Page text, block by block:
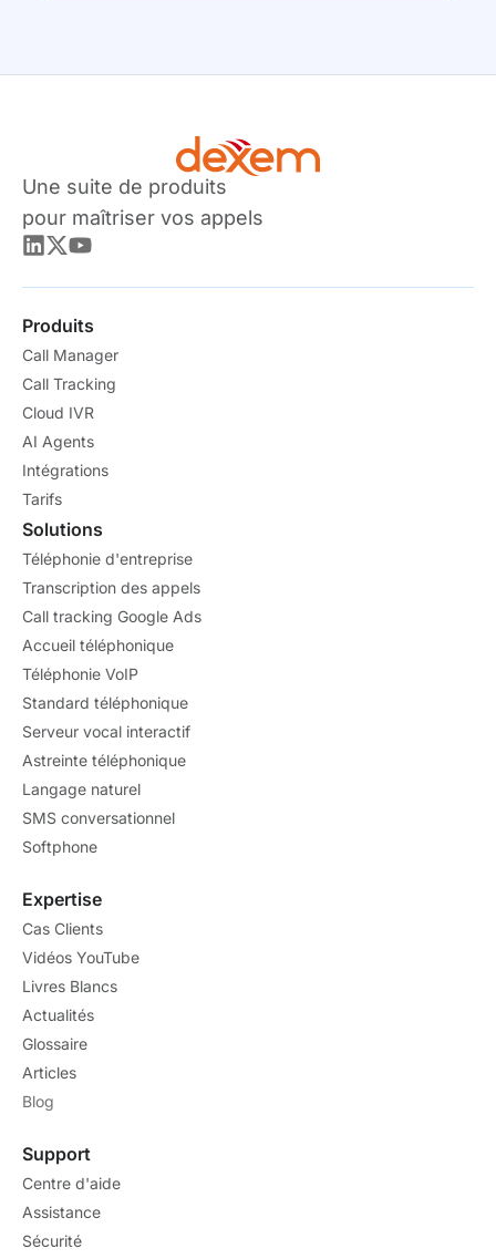
Une suite de produits
pour maîtriser vos appels
Produits
Call Manager
Call Tracking
Cloud IVR
AI Agents
Intégrations
Tarifs
Solutions
Téléphonie d'entreprise
Transcription des appels
Call tracking Google Ads
Accueil téléphonique
Téléphonie VoIP
Standard téléphonique
Serveur vocal interactif
Astreinte téléphonique
Langage naturel
SMS conversationnel
Softphone
Expertise
Cas Clients
Vidéos YouTube
Livres Blancs
Actualités
Glossaire
Articles
Blog
Support
Centre d'aide
Assistance
Sécurité